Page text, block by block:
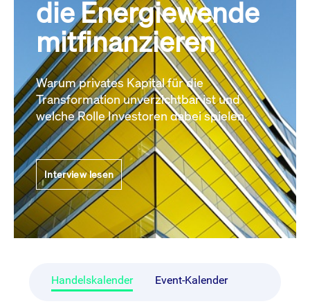
die Energiewende
mitfinanzieren
Warum privates Kapital für die
Transformation unverzichtbar ist und
welche Rolle Investoren dabei spielen.
Interview lesen
Handelskalender Event-Kalender